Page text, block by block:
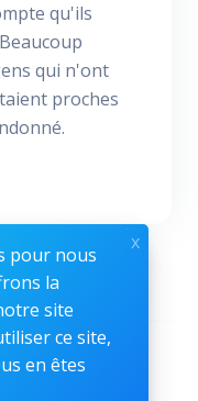
qu'ils
qui n'ont
proches
pour nous
la
site
ce site,
en êtes
x